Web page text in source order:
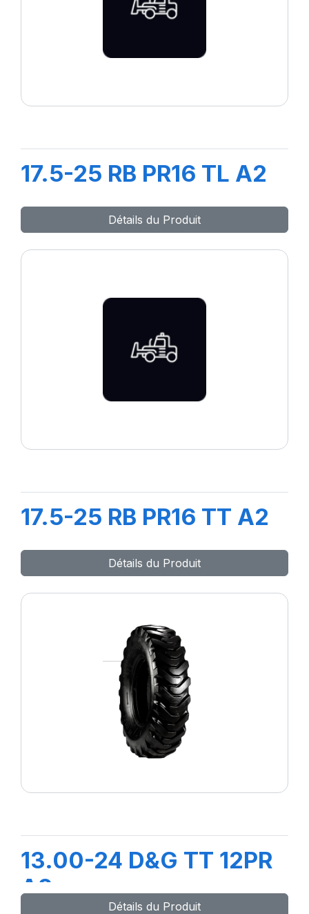
17.5-25 RB PR16 TL A2
Détails du Produit
17.5-25 RB PR16 TT A2
Détails du Produit
13.00-24 D&G TT 12PR
A2
Détails du Produit